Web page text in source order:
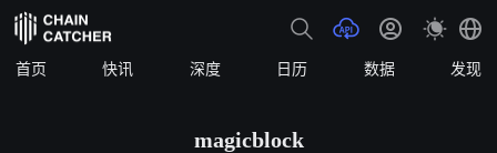
首页 快讯 深度 日历 数据 发现
magicblock